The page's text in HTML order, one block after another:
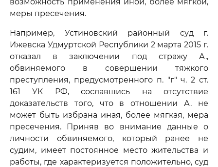
меры пресечения.
Например, Устиновский районный суд г.
Ижевска Удмуртской Республики 2 марта 2015 г.
отказал в заключении под стражу А.,
обвиняемого в совершении тяжкого
преступления, предусмотренного п. "г" ч. 2 ст.
161 УК РФ, сославшись на отсутствие
доказательств того, что в отношении А. не
может быть избрана иная, более мягкая, мера
пресечения. Приняв во внимание данные о
личности обвиняемого, который ранее не
судим, имеет постоянное место жительства и
работы, где характеризуется положительно, суд